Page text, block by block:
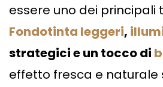
essere uno dei principali
Fondotinta leggeri,
strategici e un tocco di
effetto fresca e naturale